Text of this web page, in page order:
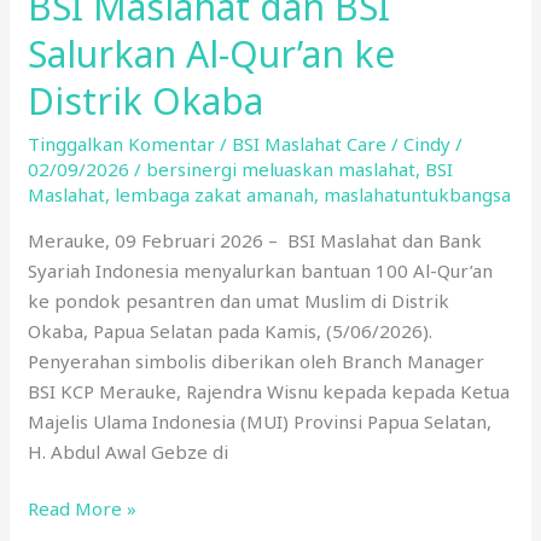
Salurkan Al-Qur’an ke
Distrik Okaba
Tinggalkan Komentar / BSI Maslahat Care /Cindy/
02/09/2026/ bersinergi meluaskan maslahat, BSI
Maslahat, lembaga zakat amanah, maslahatuntukbangsa
Merauke, 09 Februari 2026 – BSI Maslahat dan Bank
Syariah Indonesia menyalurkan bantuan 100 Al-Qur’an
ke pondok pesantren dan umat Muslim di Distrik
Okaba, Papua Selatan pada Kamis, (5/06/2026).
Penyerahan simbolis diberikan oleh Branch Manager
BSI KCP Merauke, Rajendra Wisnu kepada kepada Ketua
Majelis Ulama Indonesia (MUI) Provinsi Papua Selatan,
H. Abdul Awal Gebze di
Okaba
Read More »